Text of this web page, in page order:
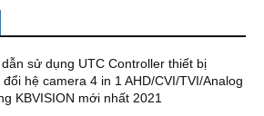
sử dụng UTC Controller thiết bị
hệ camera 4 in 1 AHD/CVI/TVI/Analog
KBVISION mới nhất 2021